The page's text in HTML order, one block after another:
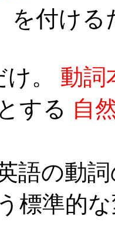
を付け
。 動詞
する 自
の動詞
準的な